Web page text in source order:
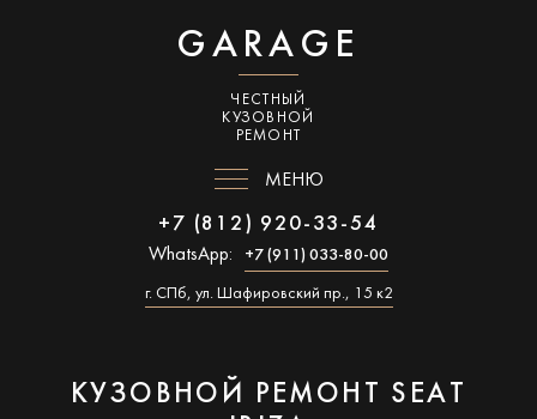
GARAGE
ЧЕСТНЫЙ
КУЗОВНОЙ
РЕМОНТ
МЕНЮ
+7 (812) 920-33-54
WhatsApp: +7 (911) 033-80-00
г. СПб, ул. Шафировский пр., 15 к2
КУЗОВНОЙ РЕМОНТ SEAT